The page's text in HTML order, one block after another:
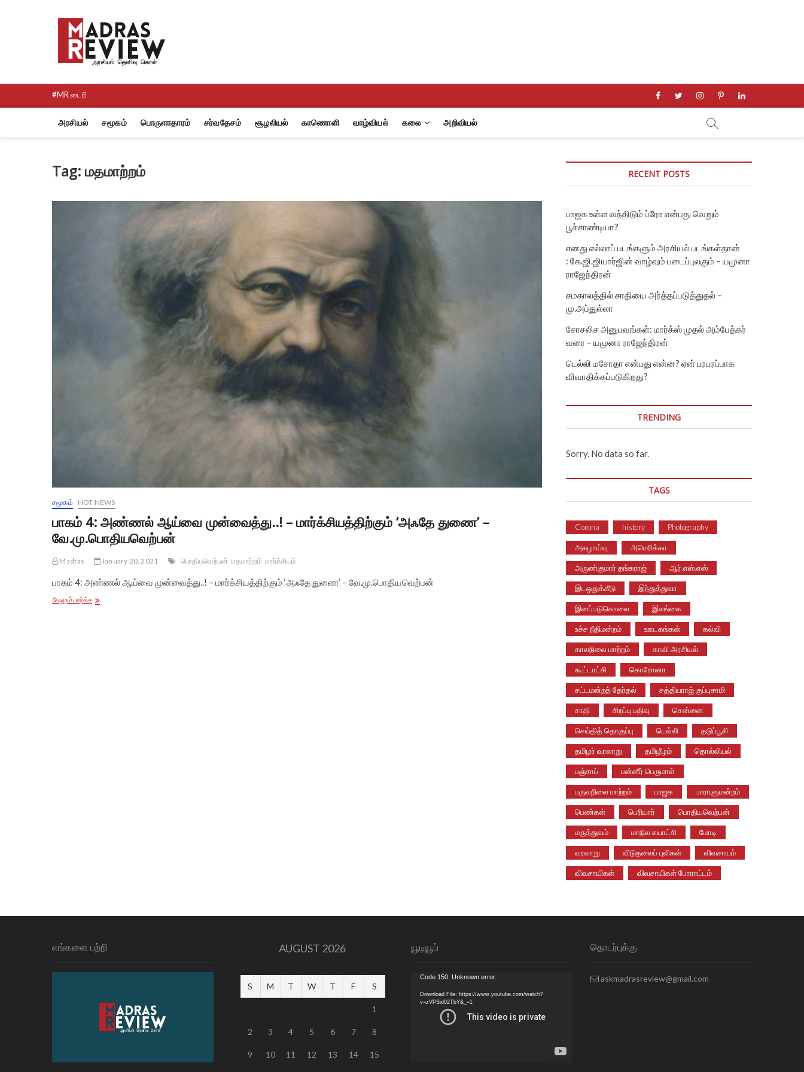
Madras Review
#MR டைரி facebooktwitterinstagrampinterestlinkedin
அரசியல் சமூகம் பொருளாதாரம் சர்வதேசம் சூழலியல் காணொளி வாழ்வியல் கலை அறிவியல்
Tag: மதமாற்றம்
சமூகம் HOT NEWS
பாகம் 4: அண்ணல் ஆய்வை முன்வைத்து..! – மார்க்சியத்திற்கும் ‘அஃதே துணை’ –
வே.மு.பொதியவெற்பன்
Madras January 20, 2021 பொதியவெற்பன் மதமாற்றம் மார்க்சியம்
பாகம் 4: அண்ணல் ஆய்வை முன்வைத்து..! – மார்க்சியத்திற்கும் ‘அஃதே துணை’ – வே.மு.பொதியவெற்பன்
மேலும் பார்க்கபாகம்
RECENT POSTS
பாஜக உள்ள வந்திடும் ப்ரோ என்பது வெறும்
பூச்சாண்டியா?
எனது எல்லாப் படங்களும் அரசியல் படங்கள்தான்
: கே.ஜி.ஜியார்ஜின் வாழ்வும் படைப்புலகும் – யமுனா
ராஜேந்திரன்
சமகாலத்தில் சாதியை அர்த்தப்படுத்துதல் –
மு.அப்துல்லா
சோசலிச அனுபவங்கள்: மார்க்ஸ் முதல் அம்பேத்கர்
வரை – யமுனா ராஜேந்திரன்
டெல்லி மசோதா என்பது என்ன? ஏன் பரபரப்பாக
விவாதிக்கப்படுகிறது?
TRENDING
Sorry. No data so far.
TAGS
Corona history Photography
அகழாய்வு அமெரிக்கா
அருண்குமார் தங்கராஜ் ஆர்.எஸ்.எஸ்
இடஒதுக்கீடு இந்துத்துவா
இனப்படுகொலை இலங்கை
உச்ச நீதிமன்றம் ஊடகங்கள் கல்வி
காலநிலை மாற்றம் காவி அரசியல்
கூட்டாட்சி கொரோனா
சட்டமன்றத் தேர்தல் சத்தியராஜ் குப்புசாமி
சாதி சிறப்பு பதிவு சென்னை
செய்தித் தொகுப்பு டெல்லி தடுப்பூசி
தமிழர் வரலாறு தமிழீழம் தொல்லியல்
பஞ்சாப் பன்னீர் பெருமாள்
பருவநிலை மாற்றம் பாஜக பாராளுமன்றம்
பெண்கள் பெரியார் பொதியவெற்பன்
மருத்துவம் மாநில சுயாட்சி மோடி
வரலாறு விடுதலைப் புலிகள் விவசாயம்
விவசாயிகள் விவசாயிகள் போராட்டம்
எங்களை பற்றி AUGUST 2026
S M T W T F S
1
2 3 4 5 6 7 8
9 10 11 12 13 14 15
யூடியூப்
Video
Player
Code 150: Unknown error.
Download File: https://www.youtube.com/watch?
v=zVPSid02TbY&_=1
தொடர்புக்கு
askmadrasreview@gmail.com